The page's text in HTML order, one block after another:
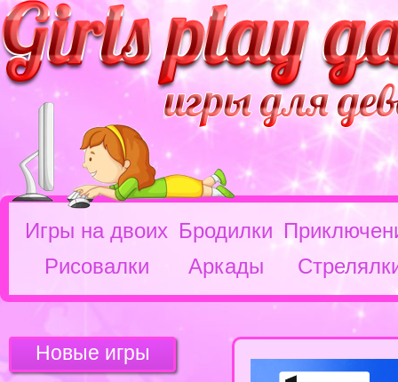
Игры на двоих Бродилки
Рисовалки
Аркады
Новые игры